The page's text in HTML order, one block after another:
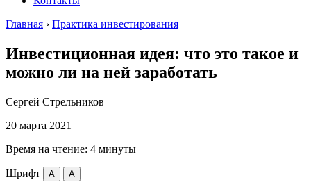
Главная › Практика инвестирования
Инвестиционная идея: что это такое и
можно ли на ней заработать
Сергей Стрельников
20 марта 2021
Время на чтение: 4 минуты
Шрифт A A